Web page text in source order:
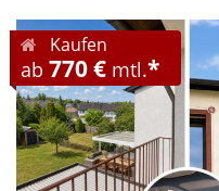
Kaufen
ab 770 € mtl.*